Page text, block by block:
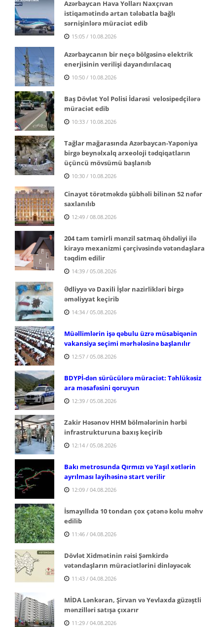
Azərbaycan Hava Yolları Naxçıvan
istiqamətində artan tələbatla bağlı
sərnişinlərə müraciət edib
15:05 / 10.08.2026
Azərbaycanın bir neçə bölgəsinə elektrik
enerjisinin verilişi dayandırılacaq
10:50 / 10.08.2026
Baş Dövlət Yol Polisi İdarəsi velosipedçilərə
müraciət edib
10:33 / 10.08.2026
Tağlar mağarasında Azərbaycan-Yaponiya
birgə beynəlxalq arxeoloji tədqiqatların
üçüncü mövsümü başlanıb
10:30 / 10.08.2026
Cinayət törətməkdə şübhəli bilinən 52 nəfər
saxlanılıb
12:49 / 08.08.2026
204 tam təmirli mənzil satmaq öhdəliyi ilə
kirayə mexanizmi çərçivəsində vətəndaşlara
təqdim edilir
14:39 / 05.08.2026
Ədliyyə və Daxili İşlər nazirlikləri birgə
əməliyyat keçirib
14:34 / 05.08.2026
Müəllimlərin işə qəbulu üzrə müsabiqənin
vakansiya seçimi mərhələsinə başlanılır
12:57 / 05.08.2026
BDYPİ-dən sürücülərə müraciət: Təhlükəsiz
ara məsafəsini qoruyun
12:39 / 05.08.2026
Zakir Həsənov HHM bölmələrinin hərbi
infrastrukturuna baxış keçirib
12:14 / 05.08.2026
Bakı metrosunda Qırmızı və Yaşıl xətlərin
ayrılması layihəsinə start verilir
12:09 / 04.08.2026
İsmayıllıda 10 tondan çox çətənə kolu məhv
edilib
11:46 / 04.08.2026
Dövlət Xidmətinin rəisi Şəmkirdə
vətəndaşların müraciətlərini dinləyəcək
11:43 / 04.08.2026
MİDA Lənkəran, Şirvan və Yevlaxda güzəştli
mənzilləri satışa çıxarır
11:29 / 04.08.2026